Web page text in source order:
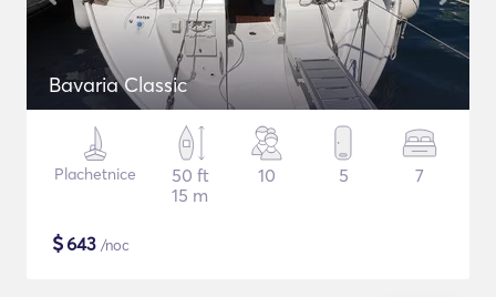
Bavaria Classic
Plachetnice
50 ft
15 m
10 5 7
$643 /noc